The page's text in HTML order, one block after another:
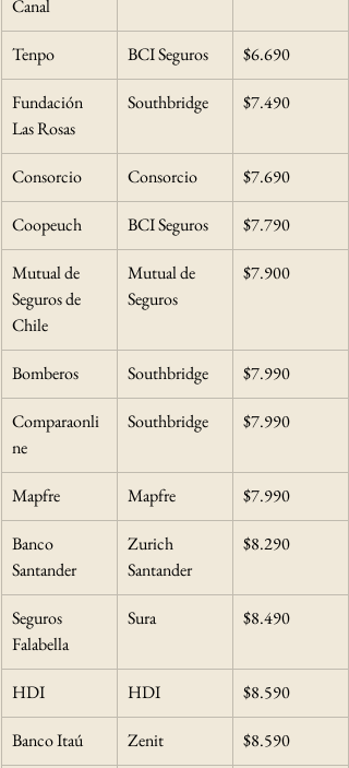
Canal
Tenpo BCI Seguros $6.690
Fundación
Las Rosas
Southbridge $7.490
Consorcio Consorcio $7.690
Coopeuch BCI Seguros $7.790
Mutual de
Seguros de
Chile
Mutual de
Seguros
$7.900
Bomberos Southbridge $7.990
Comparaonli
ne
Southbridge $7.990
Mapfre Mapfre $7.990
Banco
Santander
Zurich
Santander
$8.290
Seguros
Falabella
Sura $8.490
HDI HDI $8.590
Banco Itaú Zenit $8.590